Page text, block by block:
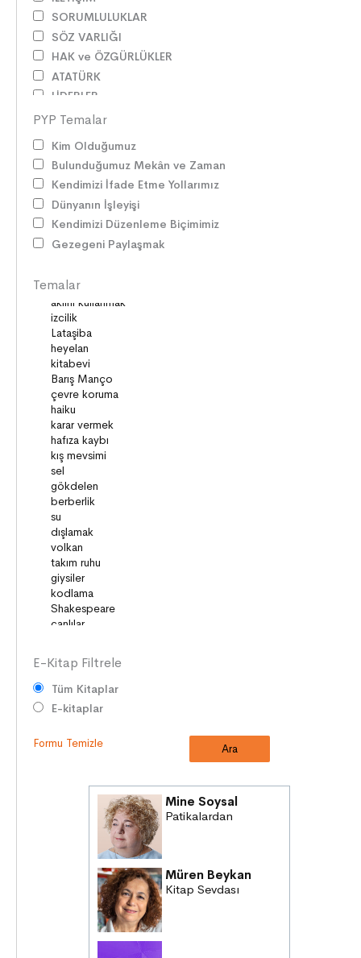
SORUMLULUKLAR
SÖZ VARLIĞI
HAK ve ÖZGÜRLÜKLER
ATATÜRK
LİDERLER
DOĞA ve EVREN
DEMOKRASİ
BİLİM ve TEKNOLOJİ
DİLİMİZİN ZENGİNLİĞİ
SAĞLIK
OKUMA KÜLTÜRÜ
GELENEKLER
ERDEMLER
DESTANLAR
SANAT
DEĞERLERİMİZ
ÇOCUK DÜNYASI
TARİH
VATANDAŞLIK
MİLLİ KÜLTÜR
DUYGULAR
HAYAL GÜCÜ
MİLLİ KÜLTÜRÜMÜZ
DAVRANIŞLAR
SAĞLIK ve SPOR
YETENEKLER
PYP Temalar
Kim Olduğumuz
Bulunduğumuz Mekân ve Zaman
Kendimizi İfade Etme Yollarımız
Dünyanın İşleyişi
Kendimizi Düzenleme Biçimimiz
Gezegeni Paylaşmak
Temalar
E-Kitap Filtrele
Tüm Kitaplar
E-kitaplar
Formu Temizle
Mine Soysal
Patikalardan
Müren Beykan
Kitap Sevdası